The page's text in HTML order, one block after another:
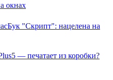
окнах
"Скрипт": нацелена на
— печатает из коробки?